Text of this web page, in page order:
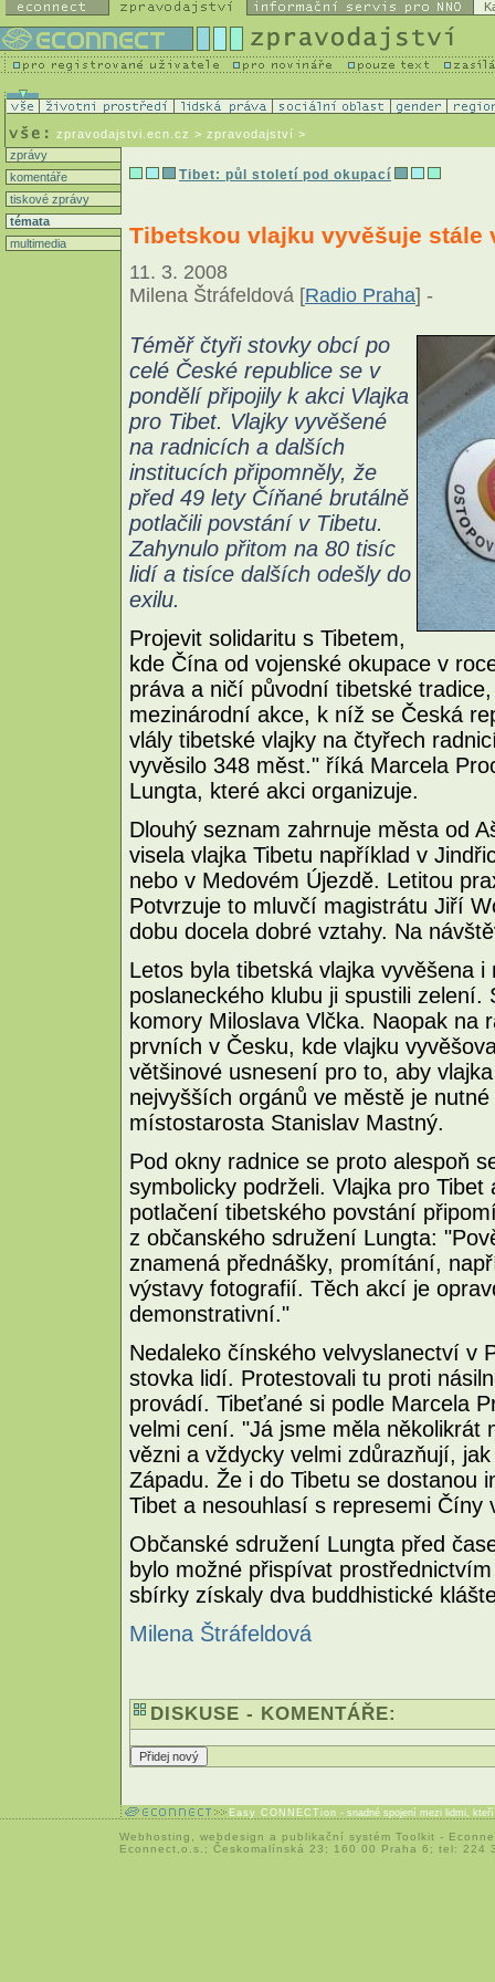
zpravodajstvi.ecn.cz > zpravodajství >
zprávy
komentáře
tiskové zprávy
témata
multimedia
Tibet: půl století pod okupací
Tibetskou vlajku vyvěšuje stále
11. 3. 2008
Milena Štráfeldová [Radio Praha] -
Téměř čtyři stovky obcí po
celé České republice se v
pondělí připojily k akci Vlajka
pro Tibet. Vlajky vyvěšené
na radnicích a dalších
institucích připomněly, že
před 49 lety Číňané brutálně
potlačili povstání v Tibetu.
Zahynulo přitom na 80 tisíc
lidí a tisíce dalších odešly do
exilu.
Projevit solidaritu s Tibetem,
kde Čína od vojenské okupace v
práva a ničí původní tibetské
mezinárodní akce, k níž se Česká
vlály tibetské vlajky na čtyřech
vyvěsilo 348 měst." říká Marcela
Lungta, které akci organizuje.
Dlouhý seznam zahrnuje města od
visela vlajka Tibetu například v
nebo v Medovém Újezdě. Letitou
Potvrzuje to mluvčí magistrátu Jiří
dobu docela dobré vztahy. Na
Letos byla tibetská vlajka vyvěšena
poslaneckého klubu ji spustili
komory Miloslava Vlčka. Naopak na
prvních v Česku, kde vlajku
většinové usnesení pro to, aby
nejvyšších orgánů ve městě je
místostarosta Stanislav Mastný.
Pod okny radnice se proto alespoň
symbolicky podrželi. Vlajka pro
potlačení tibetského povstání
z občanského sdružení Lungta:
znamená přednášky, promítání,
výstavy fotografií. Těch akcí je
demonstrativní."
Nedaleko čínského velvyslanectví v
stovka lidí. Protestovali tu proti
provádí. Tibeťané si podle Marcela
velmi cení. "Já jsme měla několikrát
vězni a vždycky velmi zdůrazňují,
Západu. Že i do Tibetu se dostanou
Tibet a nesouhlasí s represemi Číny
Občanské sdružení Lungta před
bylo možné přispívat
sbírky získaly dva buddhistické
Milena Štráfeldová
DISKUSE - KOMENTÁŘE:
Easy CONNECTion - snadné spojení mezi lidmi,
Webhosting webdesign a publikační systém Toolkit -
Econnect,o.s.; Českomalínská 23; 160 00 Praha 6; tel: 224